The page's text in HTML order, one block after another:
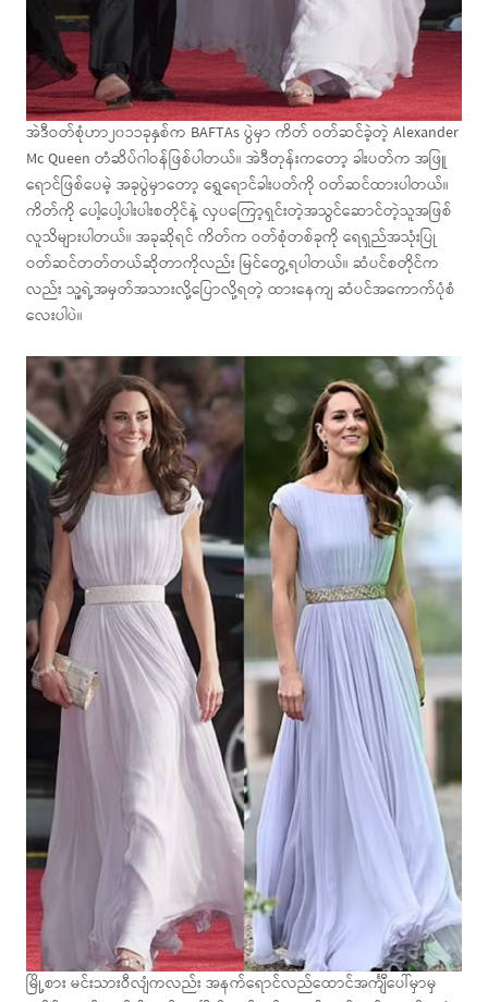
အဲဒီဝတ်စုံဟာ၂၀၁၁ခုနှစ်က BAFTAs ပွဲမှာ ကိတ် ဝတ်ဆင်ခဲ့တဲ့ Alexander
Mc Queen တံဆိပ်ဂါဝန်ဖြစ်ပါတယ်။ အဲဒီတုန်းကတော့ ခါးပတ်က အဖြူ
ရောင်ဖြစ်ပေမဲ့ အခုပွဲမှာတော့ ရွှေရောင်ခါးပတ်ကို ဝတ်ဆင်ထားပါတယ်။
ကိတ်ကို ပေါ့ပေါ့ပါးပါးစတိုင်နဲ့ လှပကြော့ရှင်းတဲ့အသွင်ဆောင်တဲ့သူအဖြစ်
လူသိများပါတယ်။ အခုဆိုရင် ကိတ်က ဝတ်စုံတစ်ခုကို ရေရှည်အသုံးပြု
ဝတ်ဆင်တတ်တယ်ဆိုတာကိုလည်း မြင်တွေ့ရပါတယ်။ ဆံပင်စတိုင်က
လည်း သူ့ရဲ့အမှတ်အသားလို့ပြောလို့ရတဲ့ ထားနေကျ ဆံပင်အကောက်ပုံစံ
လေးပါပဲ။
မြို့စား မင်းသားဝီလျံကလည်း အနက်ရောင်လည်ထောင်အင်္ကျီပေါ်မှာမှ